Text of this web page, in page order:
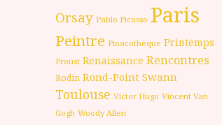
Orsay Pablo Picasso Paris
Peintre Pinacothèque Printemps
Proust Renaissance Rencontres
Rodin Rond-Point Swann
Toulouse Victor Hugo Vincent Van
Gogh Woody Allen